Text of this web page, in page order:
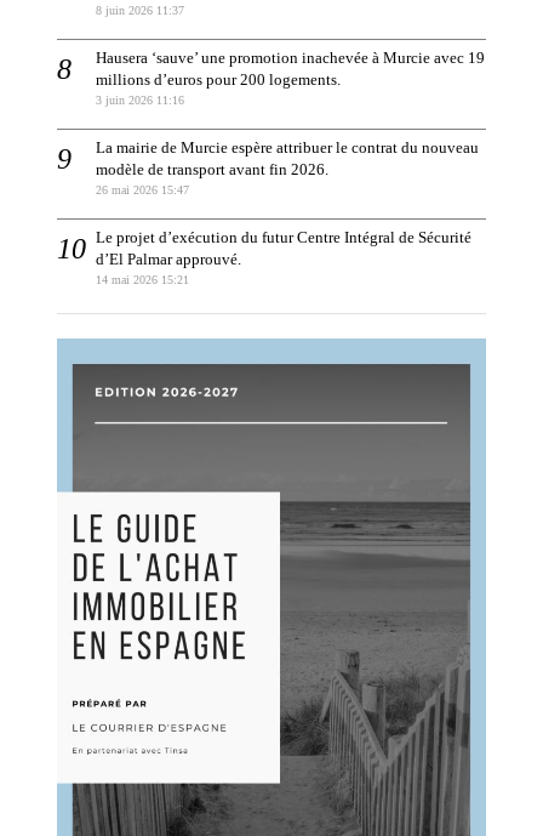
8 juin 2026 11:37
Hausera ‘sauve’ une promotion inachevée à Murcie avec 19
millions d’euros pour 200 logements.
3 juin 2026 11:16
La mairie de Murcie espère attribuer le contrat du nouveau
modèle de transport avant fin 2026.
26 mai 2026 15:47
Le projet d’exécution du futur Centre Intégral de Sécurité
d’El Palmar approuvé.
14 mai 2026 15:21